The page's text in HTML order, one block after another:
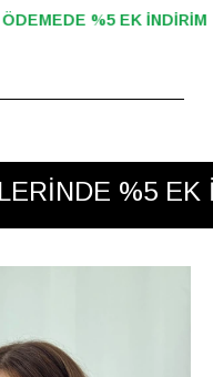
İNDİRİM BAŞLADI!
2 VE 3